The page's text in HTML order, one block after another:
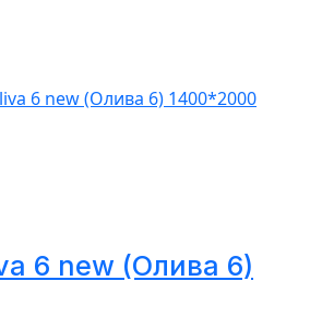
6 new (Олива 6)